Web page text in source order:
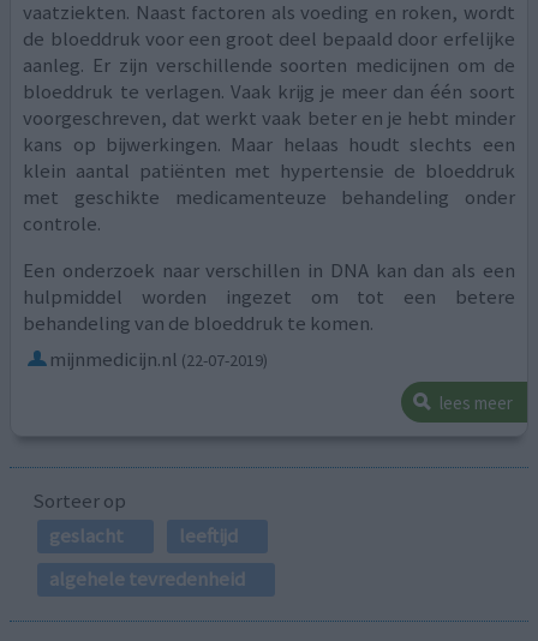
vaatziekten. Naast factoren als voeding en roken, wordt
de bloeddruk voor een groot deel bepaald door erfelijke
aanleg. Er zijn verschillende soorten medicijnen om de
bloeddruk te verlagen. Vaak krijg je meer dan één soort
voorgeschreven, dat werkt vaak beter en je hebt minder
kans op bijwerkingen. Maar helaas houdt slechts een
klein aantal patiënten met hypertensie de bloeddruk
met geschikte medicamenteuze behandeling onder
controle.
Een onderzoek naar verschillen in DNA kan dan als een
hulpmiddel worden ingezet om tot een betere
behandeling van de bloeddruk te komen.
mijnmedicijn.nl (22-07-2019)
lees meer
Sorteer op
geslacht
leeftijd
algehele tevredenheid